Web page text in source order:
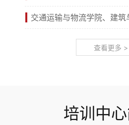
派出项目和学术交流项目申
交通运输与物流学院、建筑
PS&摄影学术交流大会顺利
查看更多 >
培训中